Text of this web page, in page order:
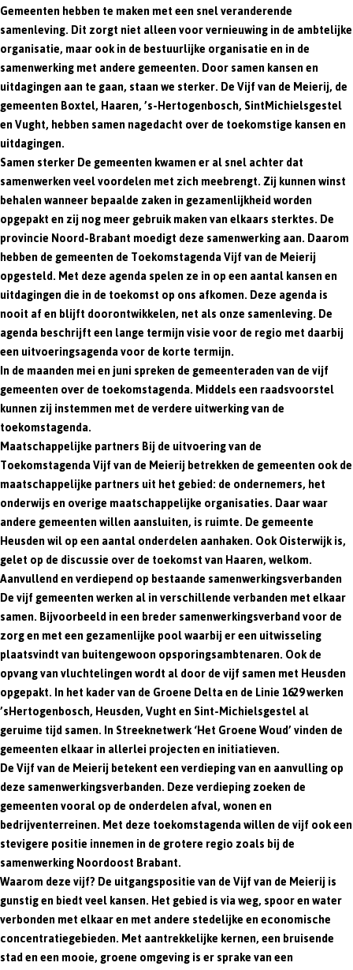
Gemeenten hebben te maken met een snel veranderende
samenleving. Dit zorgt niet alleen voor vernieuwing in de ambtelijke
organisatie, maar ook in de bestuurlijke organisatie en in de
samenwerking met andere gemeenten. Door samen kansen en
uitdagingen aan te gaan, staan we sterker. De Vijf van de Meierij, de
gemeenten Boxtel, Haaren, ’s-Hertogenbosch, SintMichielsgestel
en Vught, hebben samen nagedacht over de toekomstige kansen en
uitdagingen.
Samen sterker De gemeenten kwamen er al snel achter dat
samenwerken veel voordelen met zich meebrengt. Zij kunnen winst
behalen wanneer bepaalde zaken in gezamenlijkheid worden
opgepakt en zij nog meer gebruik maken van elkaars sterktes. De
provincie Noord-Brabant moedigt deze samenwerking aan. Daarom
hebben de gemeenten de Toekomstagenda Vijf van de Meierij
opgesteld. Met deze agenda spelen ze in op een aantal kansen en
uitdagingen die in de toekomst op ons afkomen. Deze agenda is
nooit af en blijft doorontwikkelen, net als onze samenleving. De
agenda beschrijft een lange termijn visie voor de regio met daarbij
een uitvoeringsagenda voor de korte termijn.
In de maanden mei en juni spreken de gemeenteraden van de vijf
gemeenten over de toekomstagenda. Middels een raadsvoorstel
kunnen zij instemmen met de verdere uitwerking van de
toekomstagenda.
Maatschappelijke partners Bij de uitvoering van de
Toekomstagenda Vijf van de Meierij betrekken de gemeenten ook de
maatschappelijke partners uit het gebied: de ondernemers, het
onderwijs en overige maatschappelijke organisaties. Daar waar
andere gemeenten willen aansluiten, is ruimte. De gemeente
Heusden wil op een aantal onderdelen aanhaken. Ook Oisterwijk is,
gelet op de discussie over de toekomst van Haaren, welkom.
Aanvullend en verdiepend op bestaande samenwerkingsverbanden
De vijf gemeenten werken al in verschillende verbanden met elkaar
samen. Bijvoorbeeld in een breder samenwerkingsverband voor de
zorg en met een gezamenlijke pool waarbij er een uitwisseling
plaatsvindt van buitengewoon opsporingsambtenaren. Ook de
opvang van vluchtelingen wordt al door de vijf samen met Heusden
opgepakt. In het kader van de Groene Delta en de Linie 1629 werken
’sHertogenbosch, Heusden, Vught en Sint-Michielsgestel al
geruime tijd samen. In Streeknetwerk ‘Het Groene Woud’ vinden de
gemeenten elkaar in allerlei projecten en initiatieven.
De Vijf van de Meierij betekent een verdieping van en aanvulling op
deze samenwerkingsverbanden. Deze verdieping zoeken de
gemeenten vooral op de onderdelen afval, wonen en
bedrijventerreinen. Met deze toekomstagenda willen de vijf ook een
stevigere positie innemen in de grotere regio zoals bij de
samenwerking Noordoost Brabant.
Waarom deze vijf? De uitgangspositie van de Vijf van de Meierij is
gunstig en biedt veel kansen. Het gebied is via weg, spoor en water
verbonden met elkaar en met andere stedelijke en economische
concentratiegebieden. Met aantrekkelijke kernen, een bruisende
stad en een mooie, groene omgeving is er sprake van een